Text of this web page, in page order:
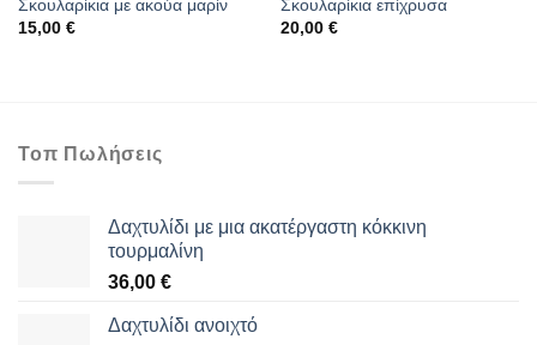
Σκουλαρίκια με ακούα μαρίν
15,00 €
Σκουλαρίκια επίχρυσα
20,00 €
Τοπ Πωλήσεις
Δαχτυλίδι με μια ακατέργαστη κόκκινη
τουρμαλίνη
36,00 €
Δαχτυλίδι ανοιχτό